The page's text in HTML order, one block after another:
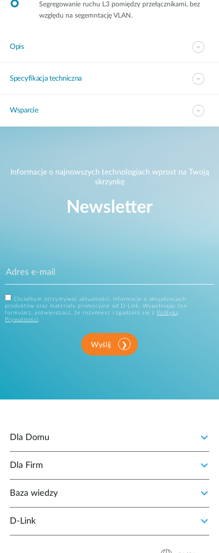
Segregowanie ruchu L3 pomiędzy przełącznikami, bez
względu na segemntację VLAN.
Opis
Specyfikacja techniczna
Wsparcie
Informacje o najnowszych technologiach wprost na Twoją
skrzynkę
Newsletter
Chciałbym otrzymywać aktualności, informacje o aktualizacjach
produktów oraz materiały promocyjne od D-Link. Wypełniając ten
formularz, potwierdzasz, że rozumiesz i zgadzasz się z
Polityką
Prywatności.
Wyślij
Dla Domu
Dla Firm
Baza wiedzy
D‑Link